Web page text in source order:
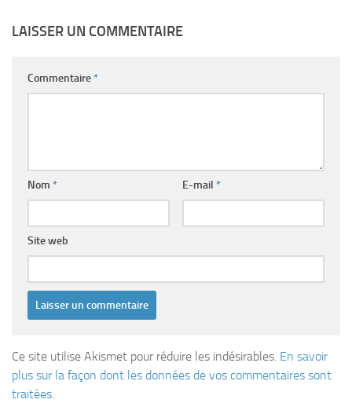
LAISSER UN COMMENTAIRE
Commentaire*
Nom * E-mail *
Site web
Ce site utilise Akismet pour réduire les indésirables. En savoir
plus sur la façon dont les données de vos commentaires sont
traitées